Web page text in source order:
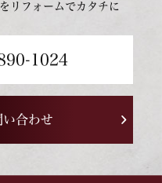
リフォームでカタチに
1024
い合わせ